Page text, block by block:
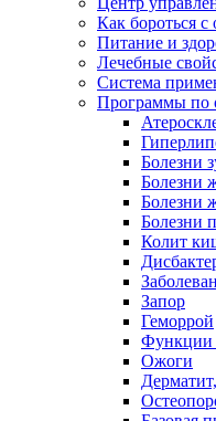
Как бороться
Питание и
Лечебные
Система
Программы по
Болезни
Болезни
Болезни
Болезни
Колит
Запор
Геморрой
Функции
Ожоги